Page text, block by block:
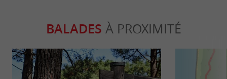
BALADES À PROXIMITÉ